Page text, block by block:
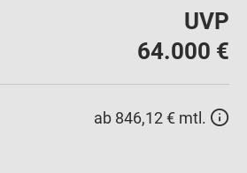
UVP
64.000 €
ab 846,12 € mtl.